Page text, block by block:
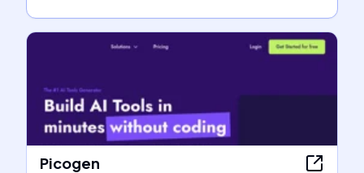
Picogen